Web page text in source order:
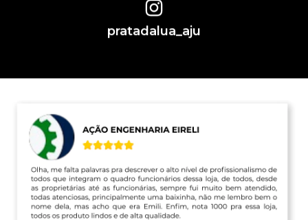
pratadalua_aju